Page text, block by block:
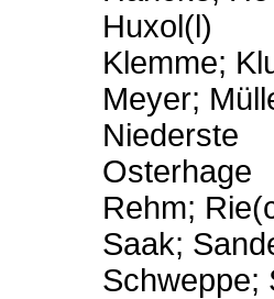
Huxol(l)
Klemme;
Meyer;
Niederste
Osterhage
Rehm;
Saak;
Schweppe;